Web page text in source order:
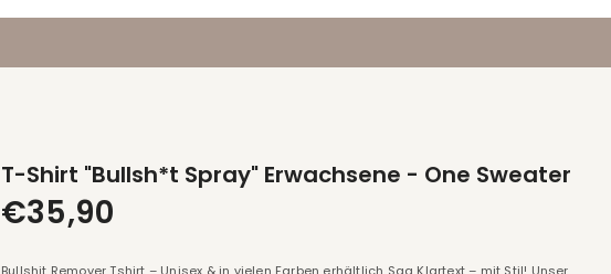
T-Shirt "Bullsh*t Spray" Erwachsene - One Sweater
€35,90
Bullshit Remover Tshirt – Unisex & in vielen Farben erhältlich Sag Klartext – mit Stil! Unser